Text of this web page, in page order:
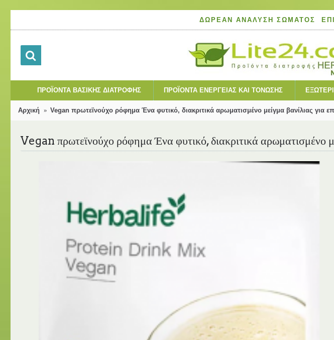
ΔΩΡΕΆΝ ΑΝΆΛΥΣΗ ΣΏΜΑΤΟΣ
ΠΡΟΪΌΝΤΑ ΒΑΣΙΚΉΣ ΔΙΑΤΡΟΦΉΣ ΠΡΟΪΌΝΤΑ ΕΝΈΡΓΕΙΑΣ ΚΑΙ ΤΌΝΩΣΗΣ
Αρχική Vegan πρωτεϊνούχο ρόφημα Ένα φυτικό, διακριτικά αρωματισμένο μείγμα βανίλιας για
Vegan πρωτεϊνούχο ρόφημα Ένα φυτικό, διακριτικά αρωματισμένο